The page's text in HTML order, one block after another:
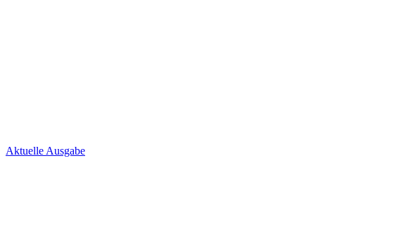
Skip
Aktuelle Ausgabe